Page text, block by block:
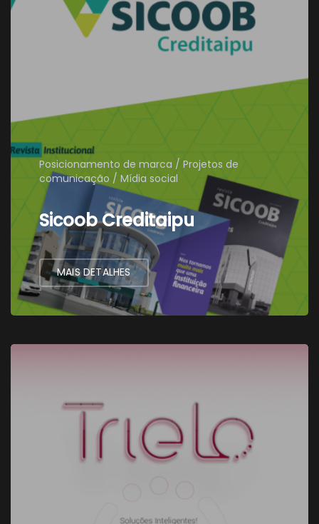
Posicionamento de marca
Projetos de
comunicação
Mídia social
Sicoob Creditaipu
MAIS DETALHES